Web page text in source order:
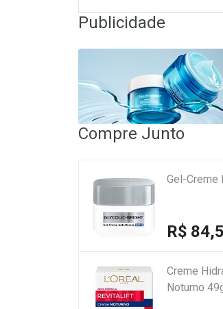
Publicidade
Compre Junto
Gel-Creme
R$
Creme
Noturno